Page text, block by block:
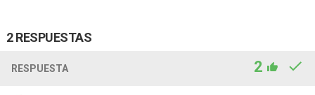
2 RESPUESTAS
RESPUESTA 2